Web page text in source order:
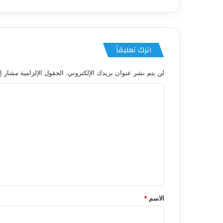
اترك تعليقاً
لن يتم نشر عنوان بريدك الإلكتروني. الحقول الإلزامية مشار
*
الاسم *